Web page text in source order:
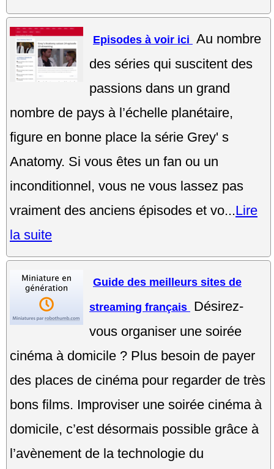
Episodes à voir ici Au nombre
des séries qui suscitent des
passions dans un grand
nombre de pays à l’échelle planétaire,
figure en bonne place la série Grey' s
Anatomy. Si vous êtes un fan ou un
inconditionnel, vous ne vous lassez pas
vraiment des anciens épisodes et vo...Lire
la suite
Guide des meilleurs sites de
streaming français Désirez-
vous organiser une soirée
cinéma à domicile ? Plus besoin de payer
des places de cinéma pour regarder de très
bons films. Improviser une soirée cinéma à
domicile, c’est désormais possible grâce à
l’avènement de la technologie du